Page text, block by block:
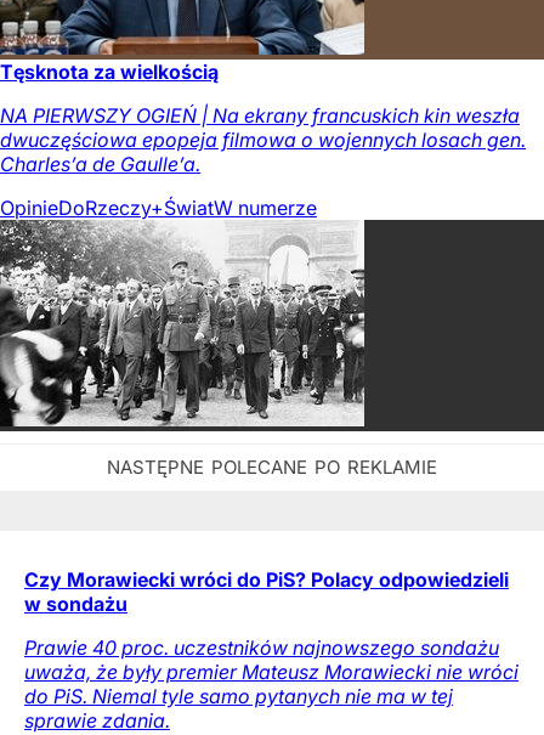
Tęsknota za wielkością
NA PIERWSZY OGIEŃ | Na ekrany francuskich kin weszła
dwuczęściowa epopeja filmowa o wojennych losach gen.
Charles’a de Gaulle’a.
OpinieDoRzeczy+ŚwiatW numerze
Czy Morawiecki wróci do PiS? Polacy odpowiedzieli
w sondażu
Prawie 40 proc. uczestników najnowszego sondażu
uważa, że były premier Mateusz Morawiecki nie wróci
do PiS. Niemal tyle samo pytanych nie ma w tej
sprawie zdania.